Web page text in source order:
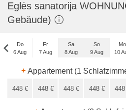
Eglės sanatorija
Gebäude)
Do
6 Aug
Fr
7 Aug
Sa
8 Aug
So
9 Aug
Mo
10
+ Appartement (1
448 € 448 € 448 € 448 € 448
x